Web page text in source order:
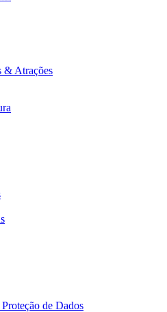
& Atrações
de Dados